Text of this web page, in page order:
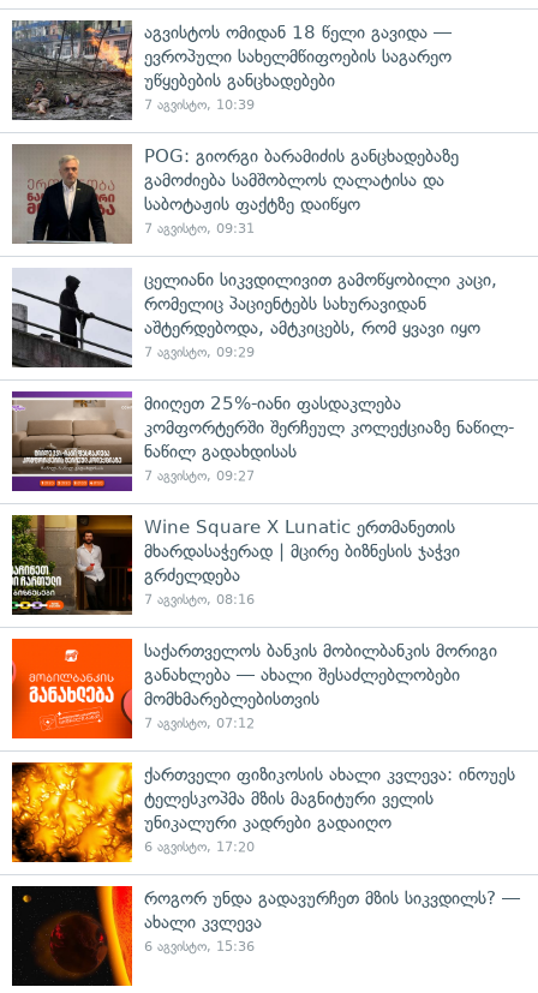
აგვისტოს ომიდან 18 წელი გავიდა —
ევროპული სახელმწიფოების საგარეო
უწყებების განცხადებები
7 აგვისტო, 10:39
POG: გიორგი ბარამიძის განცხადებაზე
გამოძიება სამშობლოს ღალატისა და
საბოტაჟის ფაქტზე დაიწყო
7 აგვისტო, 09:31
ცელიანი სიკვდილივით გამოწყობილი კაცი,
რომელიც პაციენტებს სახურავიდან
აშტერდებოდა, ამტკიცებს, რომ ყვავი იყო
7 აგვისტო, 09:29
მიიღეთ 25%-იანი ფასდაკლება
კომფორტერში შერჩეულ კოლექციაზე ნაწილ-
ნაწილ გადახდისას
7 აგვისტო, 09:27
Wine Square X Lunatic ერთმანეთის
მხარდასაჭერად | მცირე ბიზნესის ჯაჭვი
გრძელდება
7 აგვისტო, 08:16
საქართველოს ბანკის მობილბანკის მორიგი
განახლება — ახალი შესაძლებლობები
მომხმარებლებისთვის
7 აგვისტო, 07:12
ქართველი ფიზიკოსის ახალი კვლევა: ინოუეს
ტელესკოპმა მზის მაგნიტური ველის
უნიკალური კადრები გადაიღო
6 აგვისტო, 17:20
როგორ უნდა გადავურჩეთ მზის სიკვდილს? —
ახალი კვლევა
6 აგვისტო, 15:36